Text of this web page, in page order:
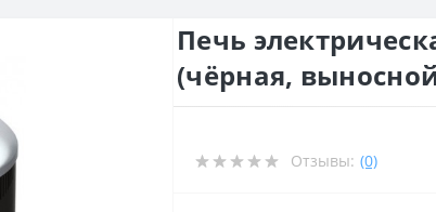
Печь
(чёрная,
Отзывы: (0)